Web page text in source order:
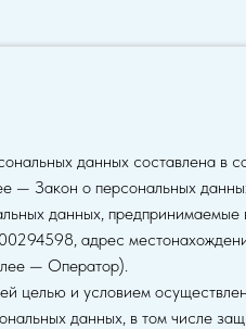
данных составлена
Закон о персональных
данных,
адрес
— Оператор).
целью и условием
данных, в том числе